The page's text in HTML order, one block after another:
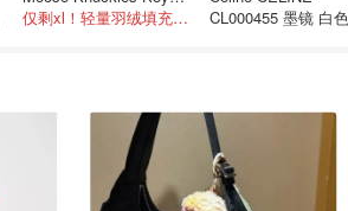
仅剩xl！轻量羽绒填充， 保暖不厚重
CL000455 墨镜 白